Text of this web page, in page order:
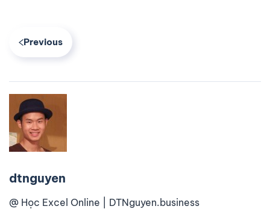
Previous
dtnguyen
@ Học Excel Online | DTNguyen.business